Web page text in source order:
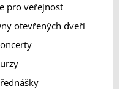
pro veřejnost
otevřených dveří